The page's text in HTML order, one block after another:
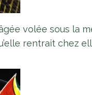
volée sous la
rentrait chez